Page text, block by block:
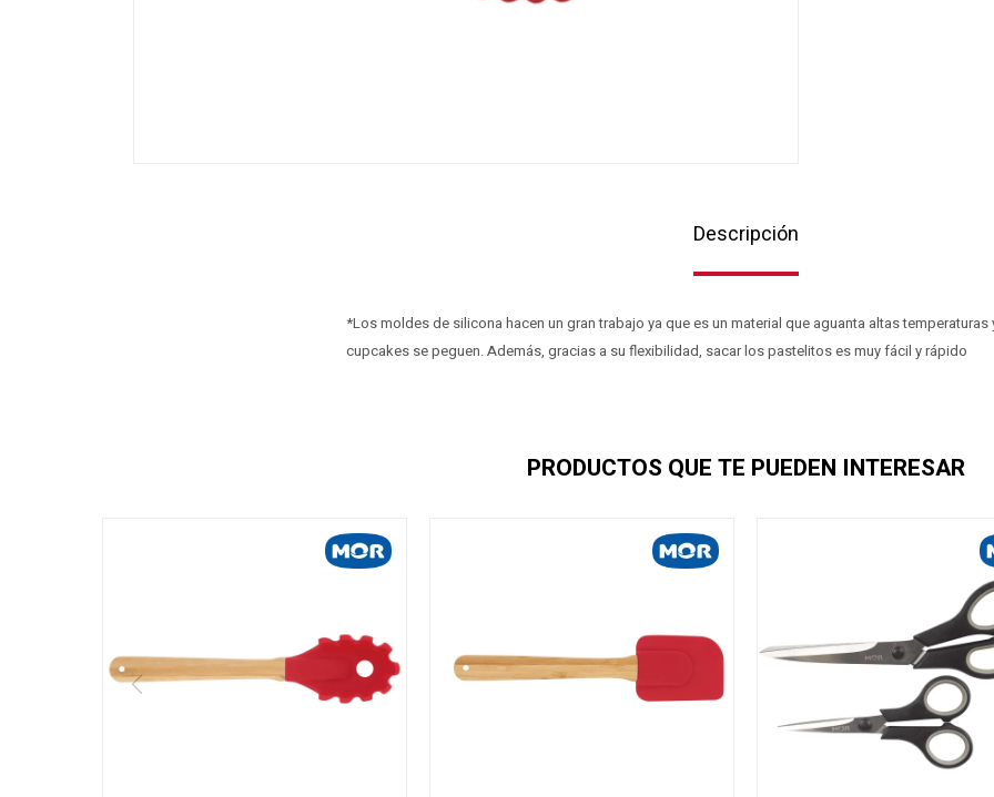
Descripción
*Los moldes de silicona hacen un gran trabajo ya que es un material que aguanta altas temperaturas
cupcakes se peguen. Además, gracias a su flexibilidad, sacar los pastelitos es muy fácil y rápido
PRODUCTOS QUE TE PUEDEN INTERESAR